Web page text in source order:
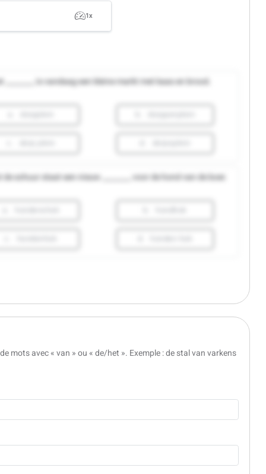
1x
________ is vandaag een kleine markt met kaas en brood.
de schuur staat een nieuw ________ voor de hond van de boer.
mots avec « van » ou « de/het ». Exemple : de stal van varkens